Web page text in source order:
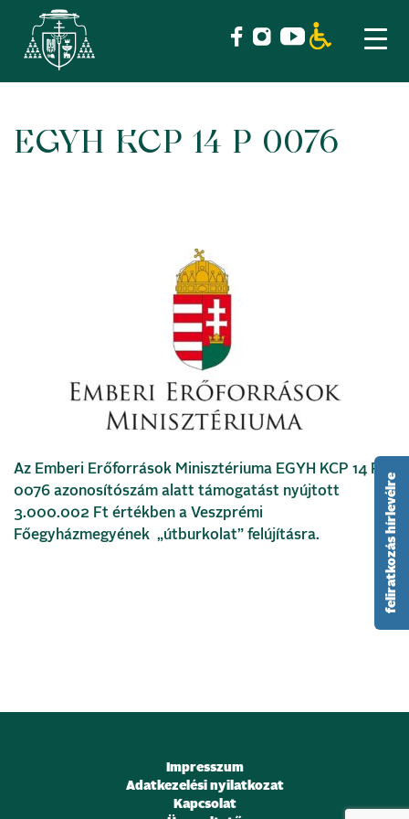
SkipEGYH KCP 14 P 0076
Az Emberi Erőforrások Minisztériuma EGYH KCP 14 P
0076 azonosítószám alatt támogatást nyújtott
3.000.002 Ft értékben a Veszprémi
Főegyházmegyének „útburkolat” felújításra.
Impresszum
Adatkezelési nyilatkozat
Kapcsolat
feliratkozás hírlevélre